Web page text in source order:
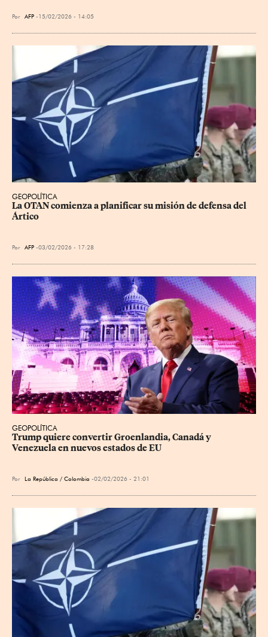
Por AFP 15/02/2026 - 14:05
GEOPOLÍTICA
La OTAN comienza a planificar su misión de defensa del
Ártico
Por AFP 03/02/2026 - 17:28
GEOPOLÍTICA
Trump quiere convertir Groenlandia, Canadá y
Venezuela en nuevos estados de EU
Por La República / Colombia 02/02/2026 - 21:01